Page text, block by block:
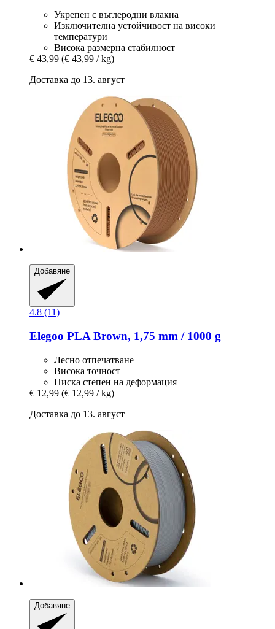
Укрепен с въглеродни влакна
Изключителна устойчивост на високи
температури
Висока размерна стабилност
€ 43,99 (€ 43,99 / kg)
Доставка до 13. август
Добавяне
4.8 (11)
Elegoo PLA Brown, 1,75 mm / 1000 g
Лесно отпечатване
Висока точност
Ниска степен на деформация
€ 12,99 (€ 12,99 / kg)
Доставка до 13. август
Добавяне